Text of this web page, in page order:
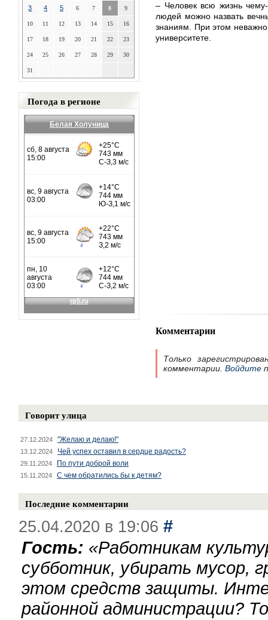
3 4 5 6 7 8 9
10 11 12 13 14 15 16
17 18 19 20 21 22 23
24 25 26 27 28 29 30
31
Погода в регионе
Белая Холуница
– Человек всю жизнь
людей можно назвать
знаниям. При этом
университете.
Комментарии
Только
комментарии. Войдите
Говорит улица
27.12.2024 "Желаю и делаю!"
13.12.2024 Чей успех оставил в сердце радость?
29.11.2024 По пути доброй воли
15.11.2024 С чем обратились бы к детям?
Последние комментарии
25.04.2020 в 19:06 #
Гость: «Работникам
субботник, убирать мусор,
этом средств защиты.
районной администрации?